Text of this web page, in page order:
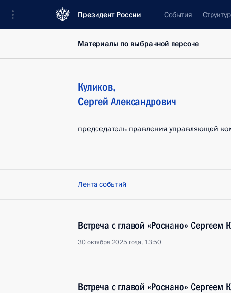
Президент России События
Материалы по выбранной персоне
Куликов,
Сергей Александрович
председатель правления управляющей
Лента событий
Встреча с главой «Роснано» Сергеем
30 октября 2025 года, 13:50
Встреча с главой «Роснано» Сергеем